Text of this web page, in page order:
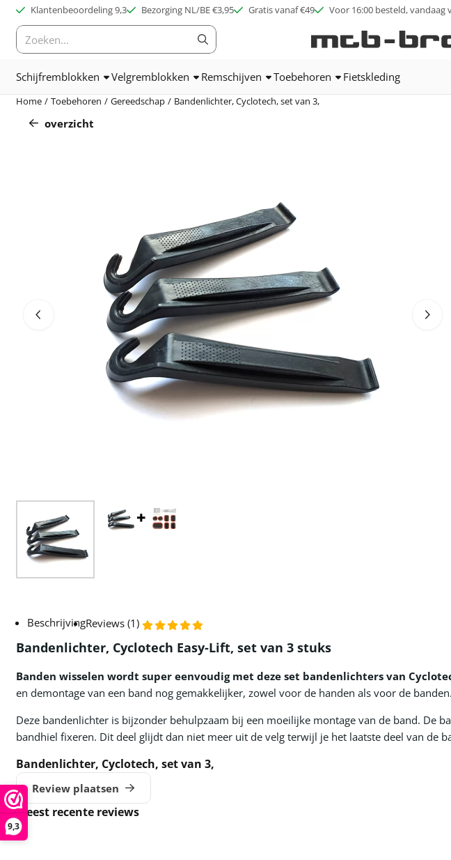
9,3
Cookievoorkeuren zijn beschikbaar. Kies instellingen of sta alle cookies toe.
Klantenbeoordeling 9,3 Bezorging NL/BE €3,95 Gratis vanaf €49 Voor 16:00 besteld, vandaag
Zoeken
Schijfremblokken Velgremblokken Remschijven Toebehoren Fietskleding
Home / Toebehoren / Gereedschap / Bandenlichter, Cyclotech, set van 3,
overzicht
BeschrijvingReviews (1)
Bandenlichter, Cyclotech Easy-Lift, set van 3 stuks
Banden wisselen wordt super eenvoudig met deze set bandenlichters van
en demontage van een band nog gemakkelijker, zowel voor de handen als voor de banden.
Deze bandenlichter is bijzonder behulpzaam bij een moeilijke montage van de band. De
bandhiel fixeren. Dit deel glijdt dan niet meer uit de velg terwijl je het laatste deel van de
Bandenlichter, Cyclotech, set van 3,
Review plaatsen
Meest recente reviews